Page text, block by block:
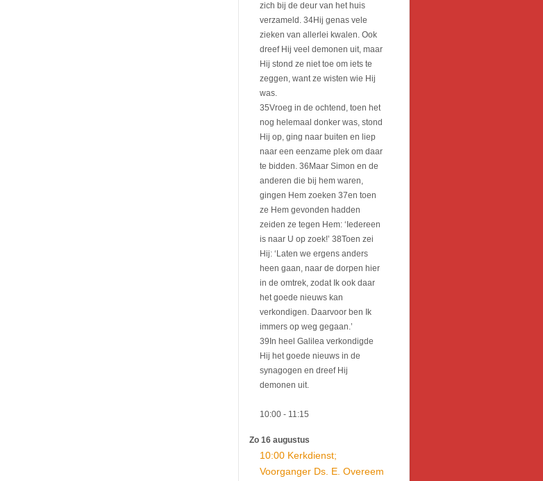
zich bij de deur van het huis
verzameld. 34Hij genas vele
zieken van allerlei kwalen. Ook
dreef Hij veel demonen uit, maar
Hij stond ze niet toe om iets te
zeggen, want ze wisten wie Hij
was.
35Vroeg in de ochtend, toen het
nog helemaal donker was, stond
Hij op, ging naar buiten en liep
naar een eenzame plek om daar
te bidden. 36Maar Simon en de
anderen die bij hem waren,
gingen Hem zoeken 37en toen
ze Hem gevonden hadden
zeiden ze tegen Hem: ‘Iedereen
is naar U op zoek!’ 38Toen zei
Hij: ‘Laten we ergens anders
heen gaan, naar de dorpen hier
in de omtrek, zodat Ik ook daar
het goede nieuws kan
verkondigen. Daarvoor ben Ik
immers op weg gegaan.’
39In heel Galilea verkondigde
Hij het goede nieuws in de
synagogen en dreef Hij
demonen uit.
10:00 - 11:15
Zo 16 augustus
10:00 Kerkdienst;
Voorganger Ds. E. Overeem